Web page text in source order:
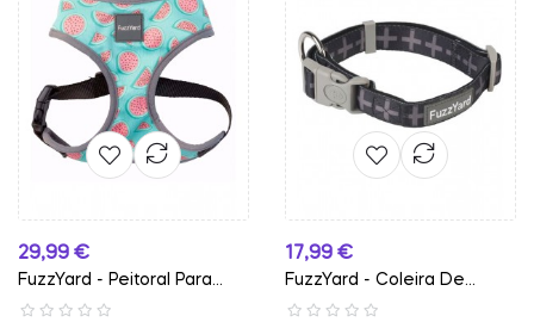
Preço
29,99 €
FuzzYard - Peitoral Para...
Preço
17,99 €
FuzzYard - Coleira De...